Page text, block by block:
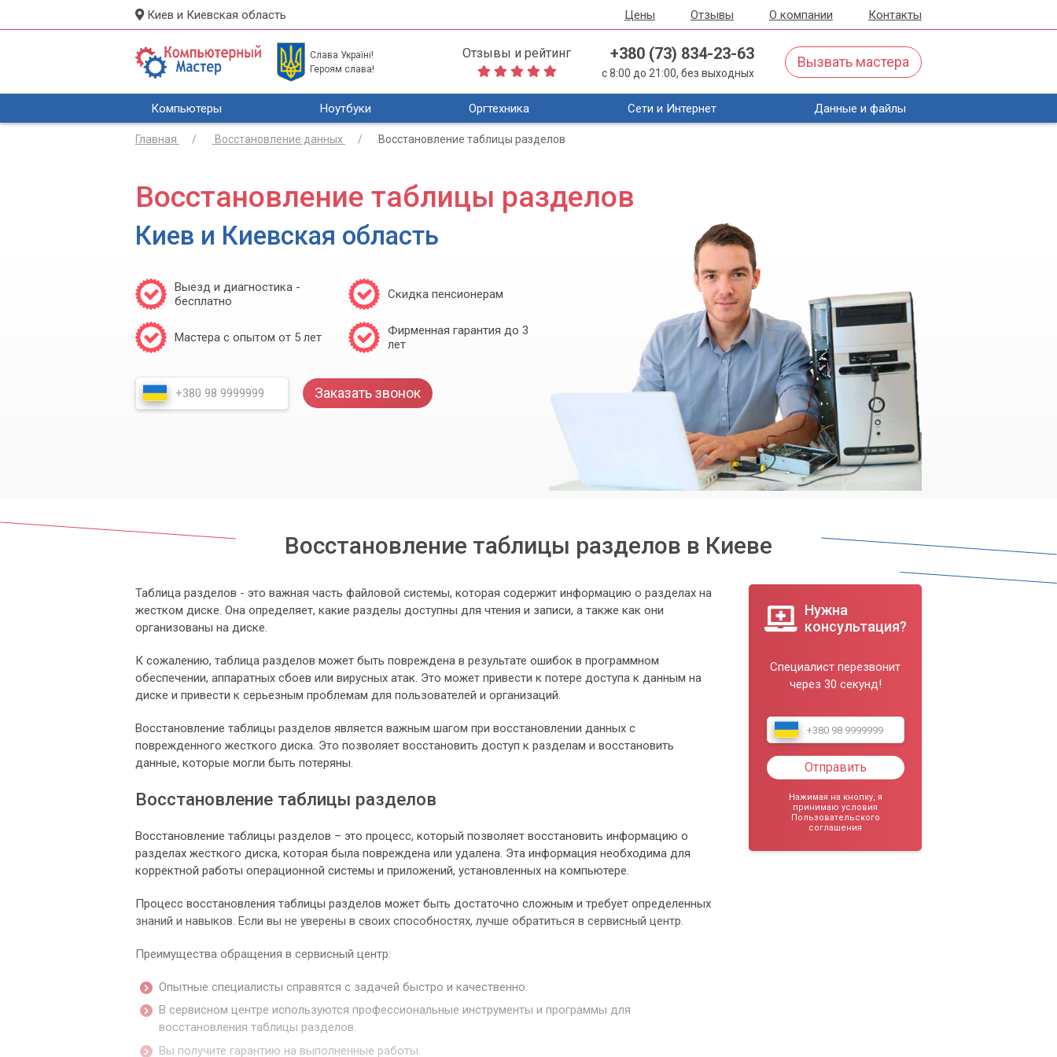
Киев и Киевская область Цены Отзывы О компании Контакты
Слава Україні!
Героям слава!
Отзывы и рейтинг +380 (73) 834-23-63
с 8:00 до 21:00, без выходных
Вызвать мастера
Компьютеры Ноутбуки Оргтехника Сети и Интернет Данные и файлы
Главная Восстановление данных Восстановление таблицы разделов
Восстановление таблицы разделов
Киев и Киевская область
Выезд и диагностика -
бесплатно
Скидка пенсионерам
Мастера с опытом от 5 лет
Фирменная гарантия до 3
лет
Заказать звонок
Восстановление таблицы разделов в Киеве
Таблица разделов - это важная часть файловой системы, которая содержит информацию о разделах на
жестком диске. Она определяет, какие разделы доступны для чтения и записи, а также как они
организованы на диске.
К сожалению, таблица разделов может быть повреждена в результате ошибок в программном
обеспечении, аппаратных сбоев или вирусных атак. Это может привести к потере доступа к данным на
диске и привести к серьезным проблемам для пользователей и организаций.
Восстановление таблицы разделов является важным шагом при восстановлении данных с
поврежденного жесткого диска. Это позволяет восстановить доступ к разделам и восстановить
данные, которые могли быть потеряны.
Восстановление таблицы разделов
Восстановление таблицы разделов – это процесс, который позволяет восстановить информацию о
разделах жесткого диска, которая была повреждена или удалена. Эта информация необходима для
корректной работы операционной системы и приложений, установленных на компьютере.
Процесс восстановления таблицы разделов может быть достаточно сложным и требует определенных
знаний и навыков. Если вы не уверены в своих способностях, лучше обратиться в сервисный центр.
Преимущества обращения в сервисный центр:
Опытные специалисты справятся с задачей быстро и качественно.
В сервисном центре используются профессиональные инструменты и программы для
восстановления таблицы разделов.
Вы получите гарантию на выполненные работы.
Нужна
консультация?
Специалист перезвонит
через 30 секунд!
Отправить
Нажимая на кнопку, я
принимаю условия
Пользовательского
соглашения